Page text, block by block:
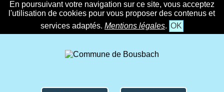
En poursuivant votre navigation sur ce site, vous acceptez
l'utilisation de cookies pour vous proposer des contenus et
services adaptés. Mentions légales. OK